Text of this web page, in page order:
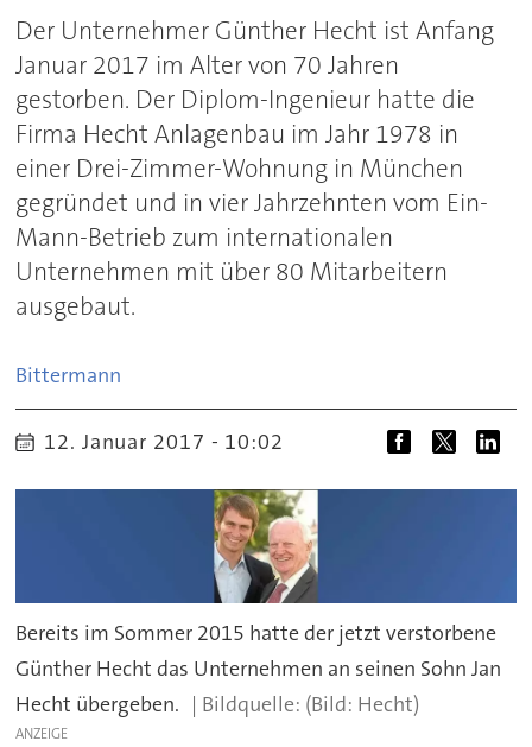
Der Unternehmer Günther Hecht ist Anfang
Januar 2017 im Alter von 70 Jahren
gestorben. Der Diplom-Ingenieur hatte die
Firma Hecht Anlagenbau im Jahr 1978 in
einer Drei-Zimmer-Wohnung in München
gegründet und in vier Jahrzehnten vom Ein-
Mann-Betrieb zum internationalen
Unternehmen mit über 80 Mitarbeitern
ausgebaut.
Bittermann
12. Januar 2017 - 10:02
Bereits im Sommer 2015 hatte der jetzt verstorbene
Günther Hecht das Unternehmen an seinen Sohn Jan
Hecht übergeben.
(Bild: Hecht)
ANZEIGE